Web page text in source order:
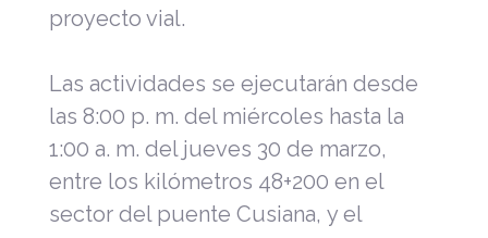
proyecto vial.
Las actividades se ejecutarán desde
las 8:00 p. m. del miércoles hasta la
1:00 a. m. del jueves 30 de marzo,
entre los kilómetros 48+200 en el
sector del puente Cusiana, y el